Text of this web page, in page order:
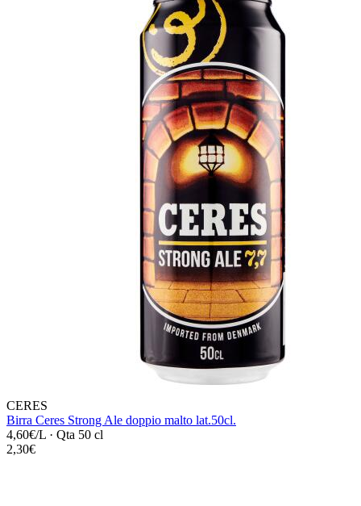
CERES
Birra Ceres Strong Ale doppio malto lat.50cl.
4,60€/L · Qta 50 cl
2,30€